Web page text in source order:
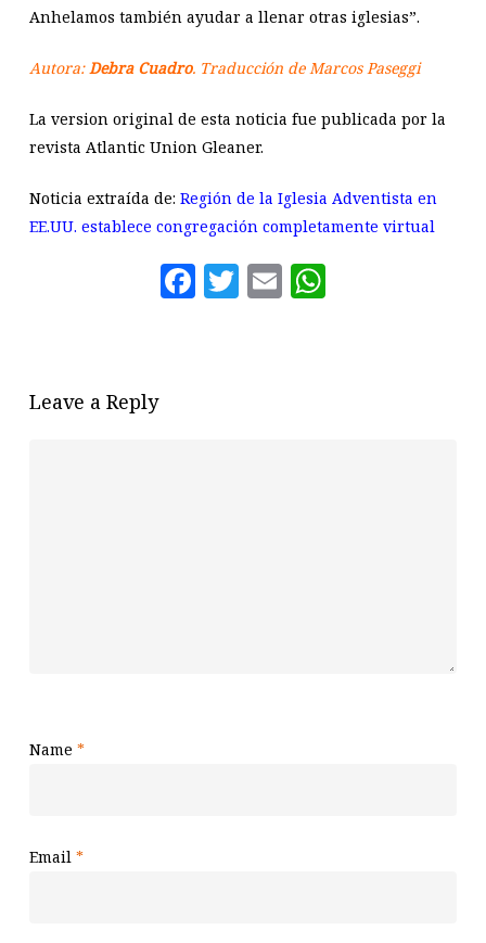
Anhelamos también ayudar a llenar otras iglesias”.
Autora:Debra Cuadro. Traducción de Marcos Paseggi
La version original de esta noticia fue publicada por la
revista Atlantic Union Gleaner.
Noticia extraída de: Región de la Iglesia Adventista en
EE.UU. establece congregación completamente virtual
Facebook
Twitter
Email
Leave a Reply
Name *
Email *